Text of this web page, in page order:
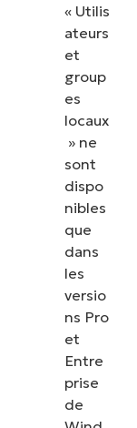
« Utilis
ateurs
et
group
es
locaux
» ne
sont
dispo
nibles
que
dans
les
versio
ns Pro
et
Entre
prise
de